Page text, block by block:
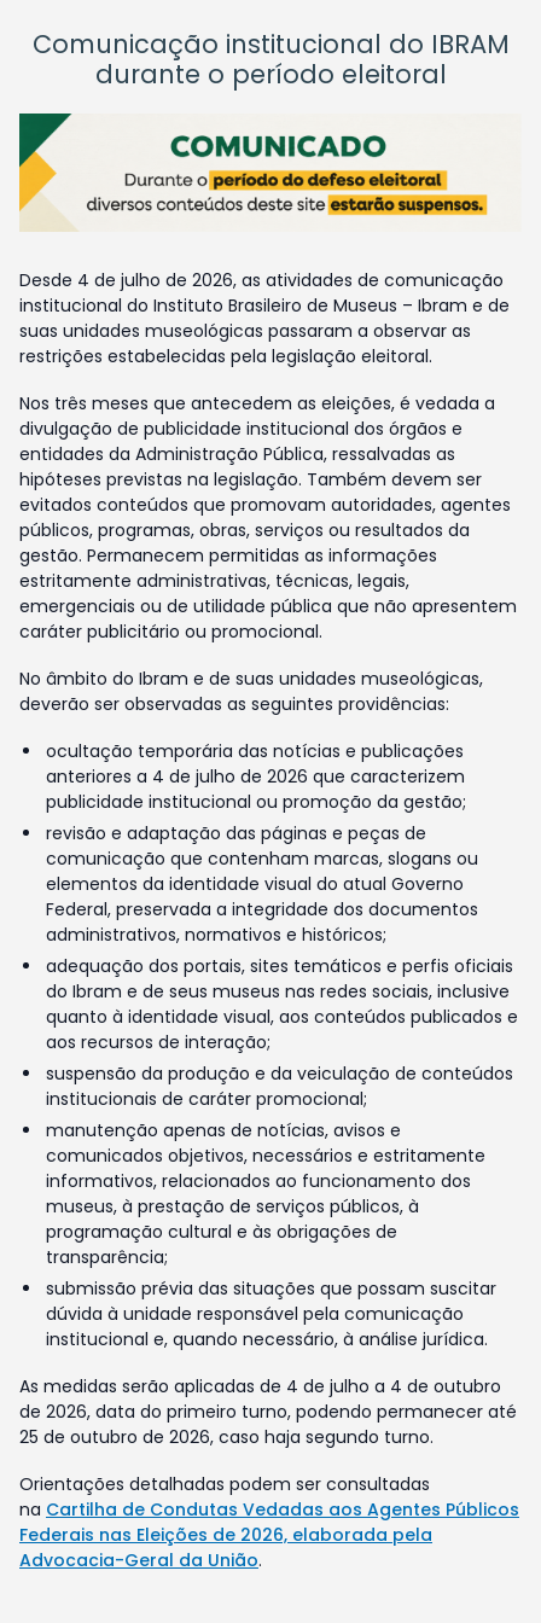
Comunicação institucional do IBRAM
durante o período eleitoral
Desde 4 de julho de 2026, as atividades de comunicação
institucional do Instituto Brasileiro de Museus – Ibram e de
suas unidades museológicas passaram a observar as
restrições estabelecidas pela legislação eleitoral.
Nos três meses que antecedem as eleições, é vedada a
divulgação de publicidade institucional dos órgãos e
entidades da Administração Pública, ressalvadas as
hipóteses previstas na legislação. Também devem ser
evitados conteúdos que promovam autoridades, agentes
públicos, programas, obras, serviços ou resultados da
gestão. Permanecem permitidas as informações
estritamente administrativas, técnicas, legais,
emergenciais ou de utilidade pública que não apresentem
caráter publicitário ou promocional.
No âmbito do Ibram e de suas unidades museológicas,
deverão ser observadas as seguintes providências:
ocultação temporária das notícias e publicações
anteriores a 4 de julho de 2026 que caracterizem
publicidade institucional ou promoção da gestão;
revisão e adaptação das páginas e peças de
comunicação que contenham marcas, slogans ou
elementos da identidade visual do atual Governo
Federal, preservada a integridade dos documentos
administrativos, normativos e históricos;
adequação dos portais, sites temáticos e perfis oficiais
do Ibram e de seus museus nas redes sociais, inclusive
quanto à identidade visual, aos conteúdos publicados e
aos recursos de interação;
suspensão da produção e da veiculação de conteúdos
institucionais de caráter promocional;
manutenção apenas de notícias, avisos e
comunicados objetivos, necessários e estritamente
informativos, relacionados ao funcionamento dos
museus, à prestação de serviços públicos, à
programação cultural e às obrigações de
transparência;
submissão prévia das situações que possam suscitar
dúvida à unidade responsável pela comunicação
institucional e, quando necessário, à análise jurídica.
As medidas serão aplicadas de 4 de julho a 4 de outubro
de 2026, data do primeiro turno, podendo permanecer até
25 de outubro de 2026, caso haja segundo turno.
Orientações detalhadas podem ser consultadas
na Cartilha de Condutas Vedadas aos Agentes Públicos
Federais nas Eleições de 2026, elaborada pela
Advocacia-Geral da União.